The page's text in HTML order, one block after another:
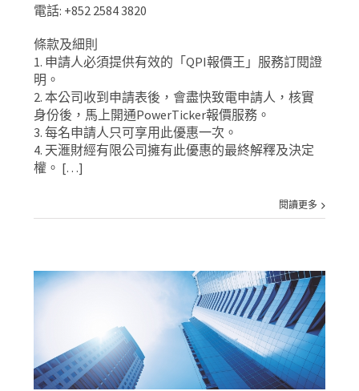
電話: +852 2584 3820
條款及細則
1. 申請人必須提供有效的「QPI報價王」服務訂閱證
明。
2. 本公司收到申請表後，會盡快致電申請人，核實
身份後，馬上開通PowerTicker報價服務。
3. 每名申請人只可享用此優惠一次。
4. 天滙財經有限公司擁有此優惠的最終解釋及決定
權。 […]
閱讀更多